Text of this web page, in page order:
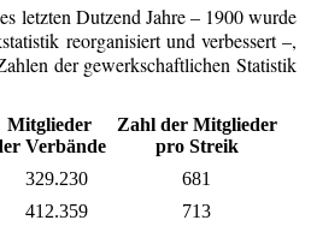
letzten Dutzend Jahre – 1900 wurde
reorganisiert und verbessert –,
der gewerkschaftlichen Statistik
Mitglieder
Verbände
Zahl der Mitglieder
pro Streik
329.230
681
412.359
713